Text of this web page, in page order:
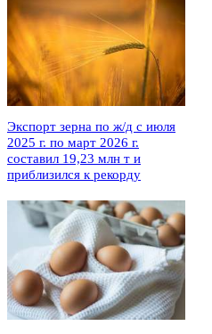
Экспорт зерна по ж/д с июля
2025 г. по март 2026 г.
составил 19,23 млн т и
приблизился к рекорду